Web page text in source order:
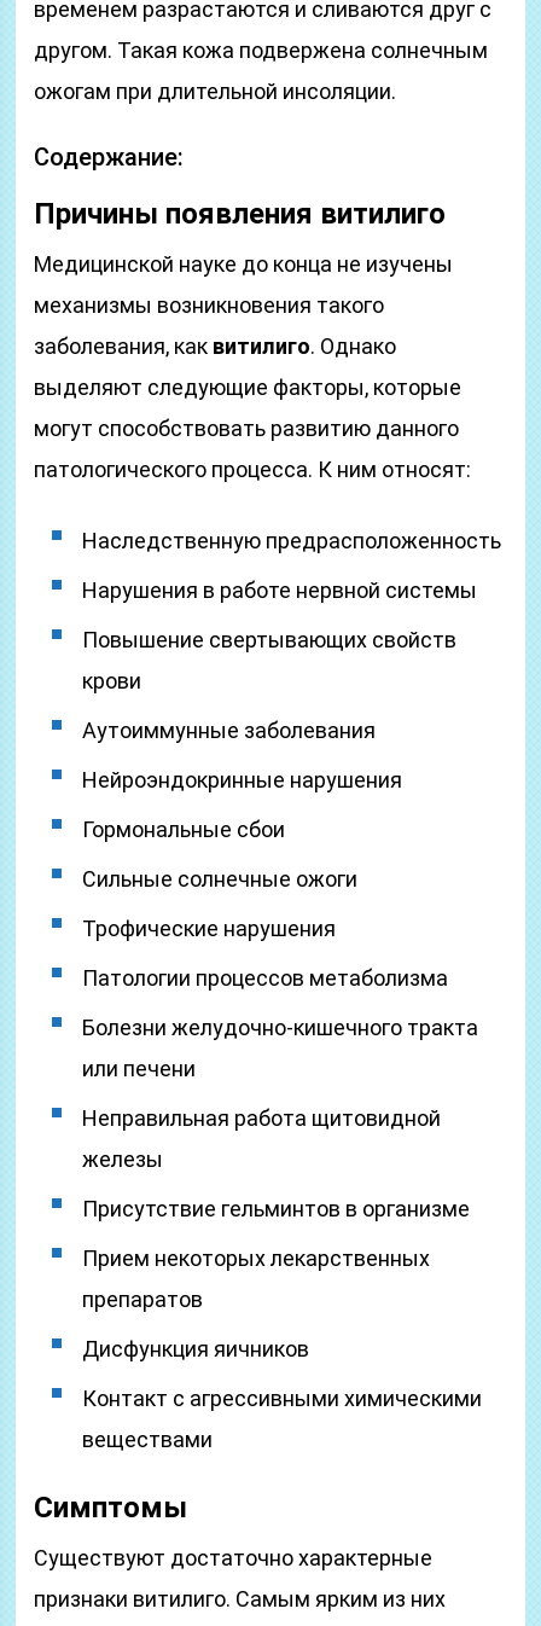
временем разрастаются и сливаются друг с
другом. Такая кожа подвержена солнечным
ожогам при длительной инсоляции.
Содержание:
Причины появления витилиго
Медицинской науке до конца не изучены
механизмы возникновения такого
заболевания, как витилиго. Однако
выделяют следующие факторы, которые
могут способствовать развитию данного
патологического процесса. К ним относят:
Наследственную предрасположенность
Нарушения в работе нервной системы
Повышение свертывающих свойств
крови
Аутоиммунные заболевания
Нейроэндокринные нарушения
Гормональные сбои
Сильные солнечные ожоги
Трофические нарушения
Патологии процессов метаболизма
Болезни желудочно-кишечного тракта
или печени
Неправильная работа щитовидной
железы
Присутствие гельминтов в организме
Прием некоторых лекарственных
препаратов
Дисфункция яичников
Контакт с агрессивными химическими
веществами
Симптомы
Существуют достаточно характерные
признаки витилиго. Самым ярким из них